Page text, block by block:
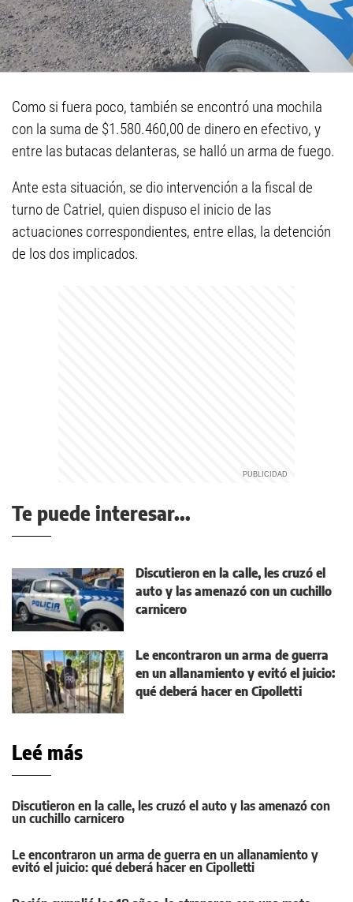
Como si fuera poco, también se encontró una mochila
con la suma de $1.580.460,00 de dinero en efectivo, y
entre las butacas delanteras, se halló un arma de fuego.
Ante esta situación, se dio intervención a la fiscal de
turno de Catriel, quien dispuso el inicio de las
actuaciones correspondientes, entre ellas, la detención
de los dos implicados.
Te puede interesar...
Discutieron en la calle, les cruzó el
auto y las amenazó con un cuchillo
carnicero
Le encontraron un arma de guerra
en un allanamiento y evitó el juicio:
qué deberá hacer en Cipolletti
Leé más
Discutieron en la calle, les cruzó el auto y las amenazó con
un cuchillo carnicero
Le encontraron un arma de guerra en un allanamiento y
evitó el juicio: qué deberá hacer en Cipolletti